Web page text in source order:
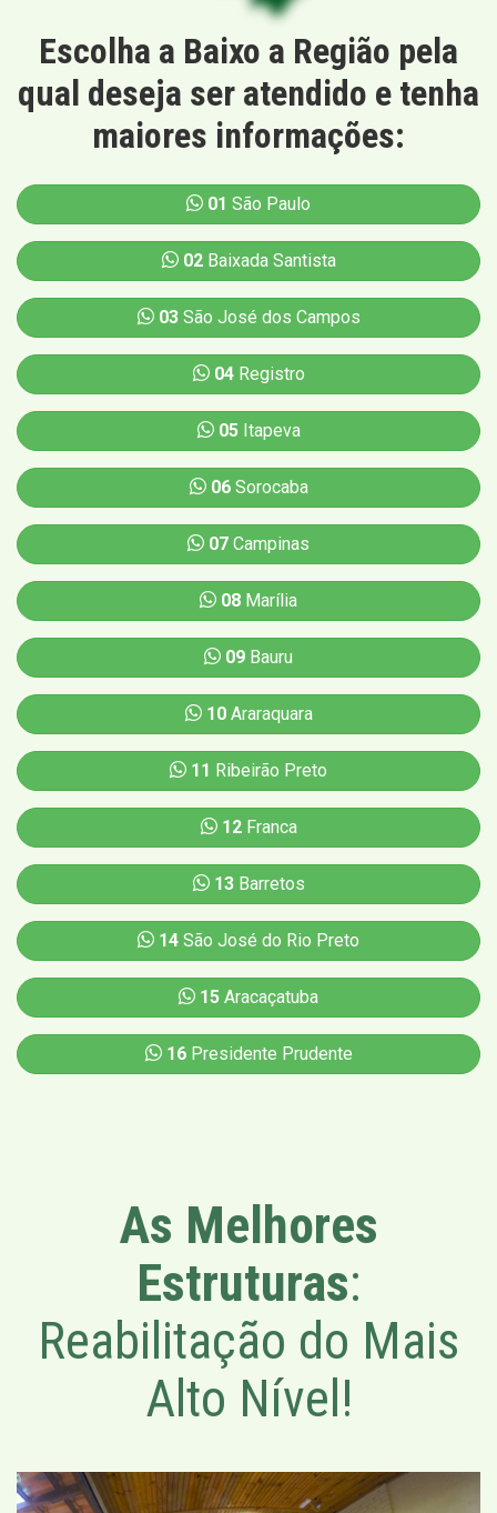
Escolha a Baixo a Região pela
qual deseja ser atendido e tenha
maiores informações:
01 São Paulo
02Baixada Santista
03São José dos Campos
04Registro
05Itapeva
06Sorocaba
07 Campinas
08 Marília
09 Bauru
10Araraquara
11 Ribeirão Preto
12Franca
13Barretos
14 São José do Rio Preto
15 Aracaçatuba
16Presidente Prudente
As Melhores
Estruturas:
Reabilitação do Mais
Alto Nível!